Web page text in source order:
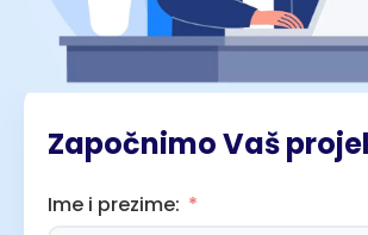
Započnimo Vaš
Ime i prezime: